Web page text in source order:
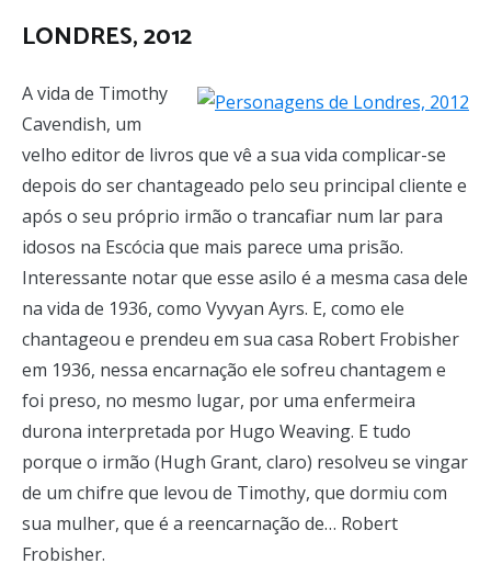
LONDRES, 2012
A vida de Timothy
Cavendish, um
velho editor de livros que vê a sua vida complicar-se
depois do ser chantageado pelo seu principal cliente e
após o seu próprio irmão o trancafiar num lar para
idosos na Escócia que mais parece uma prisão.
Interessante notar que esse asilo é a mesma casa dele
na vida de 1936, como Vyvyan Ayrs. E, como ele
chantageou e prendeu em sua casa Robert Frobisher
em 1936, nessa encarnação ele sofreu chantagem e
foi preso, no mesmo lugar, por uma enfermeira
durona interpretada por Hugo Weaving. E tudo
porque o irmão (Hugh Grant, claro) resolveu se vingar
de um chifre que levou de Timothy, que dormiu com
sua mulher, que é a reencarnação de… Robert
Frobisher.